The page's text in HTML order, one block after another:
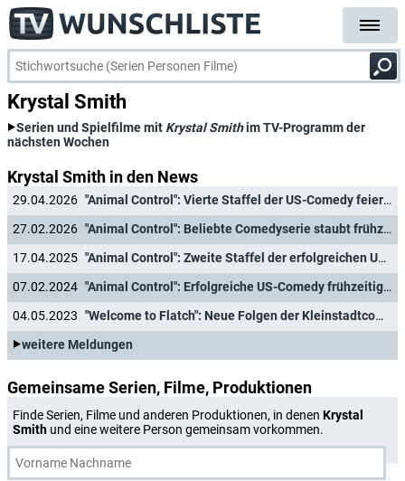
Krystal Smith
Serien und Spielfilme mit Krystal Smithim TV-Programm der
nächsten Wochen
Krystal Smith in den News
29.04.2026
"Animal Control": Vierte Staffel der US-Comedy feiert Deutschlandpremiere
27.02.2026
"Animal Control": Beliebte Comedyserie staubt frühzeitig Verlängerung ab
17.04.2025
"Animal Control": Zweite Staffel der erfolgreichen US-Comedy feiert Deutschlandpremiere
07.02.2024
"Animal Control": Erfolgreiche US-Comedy frühzeitig für eine dritte Staffel verlängert
04.05.2023
"Welcome to Flatch": Neue Folgen der Kleinstadtcomedy feiern Deutschlandpremiere
weitere Meldungen
Gemeinsame Serien, Filme, Produktionen
Finde Serien, Filme und anderen Produktionen, in denen Krystal
Smith und eine weitere Person gemeinsam vorkommen.